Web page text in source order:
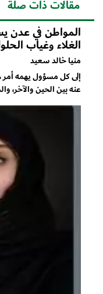
مقالات ذات صلة
المواطن في عدن
الغلاء وغياب
منيا خالد سعيد
إلى كل مسؤول يهمه
عنه بين الحين